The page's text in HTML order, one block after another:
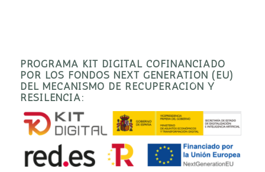
PROGRAMA KIT DIGITAL COFINANCIADO
POR LOS FONDOS NEXT GENERATION (EU)
DEL MECANISMO DE RECUPERACIÓN Y
RESILENCIA: